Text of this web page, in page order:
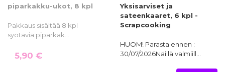
piparkakku-ukot, 8 kpl
Pakkaus sisältää 8 kpl
syötäviä piparkak…
5,90 €
Yksisarviset ja
sateenkaaret, 6 kpl -
Scrapcooking
HUOM! Parasta ennen :
30/07/2026Näillä valmiill…